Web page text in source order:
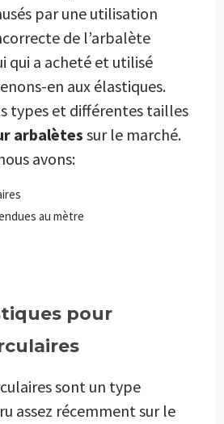
par une utilisation
de l’arbalète
qui a acheté et utilisé
en aux élastiques.
types et différentes tailles
arbalètes sur le marché.
avons:
au mètre
pour
sont un type
assez récemment sur le